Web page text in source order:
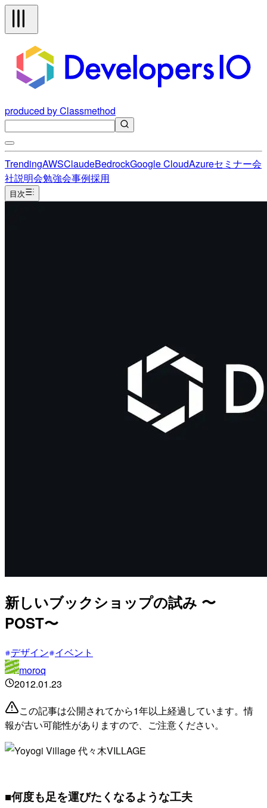
produced by Classmethod
TrendingAWSClaudeBedrockGoogle CloudAzureセミナー会
社説明会勉強会事例採用
目次
新しいブックショップの試み 〜
POST〜
デザイン イベント
moroq
2012.01.23
この記事は公開されてから1年以上経過しています。情
報が古い可能性がありますので、ご注意ください。
代々木VILLAGE
■何度も足を運びたくなるような工夫